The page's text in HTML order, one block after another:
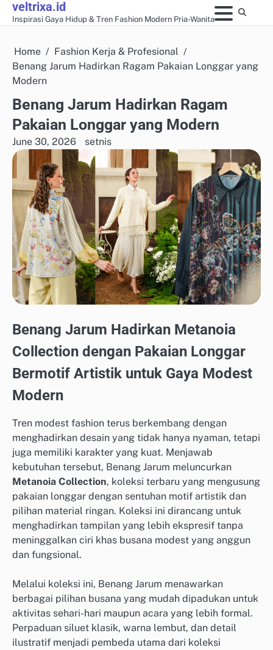
Skipveltrixa.id
Inspirasi Gaya Hidup & Tren Fashion Modern Pria-Wanita
Home
Fashion Kerja & Profesional
Benang Jarum Hadirkan Ragam Pakaian Longgar yang
Modern
Benang Jarum Hadirkan Ragam
Pakaian Longgar yang Modern
June 30, 2026 setnis
Benang Jarum Hadirkan Metanoia
Collection dengan Pakaian Longgar
Bermotif Artistik untuk Gaya Modest
Modern
Tren modest fashion terus berkembang dengan
menghadirkan desain yang tidak hanya nyaman, tetapi
juga memiliki karakter yang kuat. Menjawab
kebutuhan tersebut, Benang Jarum meluncurkan
Metanoia Collection, koleksi terbaru yang mengusung
pakaian longgar dengan sentuhan motif artistik dan
pilihan material ringan. Koleksi ini dirancang untuk
menghadirkan tampilan yang lebih ekspresif tanpa
meninggalkan ciri khas busana modest yang anggun
dan fungsional.
Melalui koleksi ini, Benang Jarum menawarkan
berbagai pilihan busana yang mudah dipadukan untuk
aktivitas sehari-hari maupun acara yang lebih formal.
Perpaduan siluet klasik, warna lembut, dan detail
ilustratif menjadi pembeda utama dari koleksi